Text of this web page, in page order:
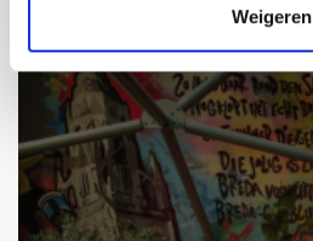
Weigeren